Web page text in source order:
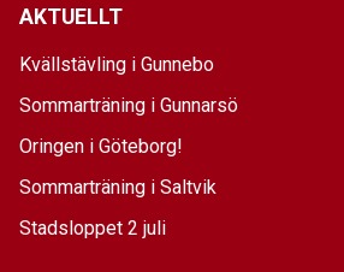
AKTUELLT
Kvällstävling i Gunnebo
Sommarträning i Gunnarsö
Oringen i Göteborg!
Sommarträning i Saltvik
Stadsloppet 2 juli